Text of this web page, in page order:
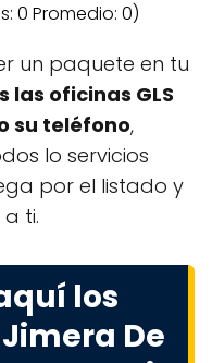
0 Promedio: 0)
un paquete en tu
oficinas GLS
su teléfono,
lo servicios
por el listado y
ti.
los
De